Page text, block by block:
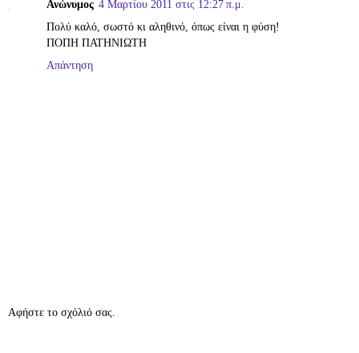
Ανώνυμος 4 Μαρτίου 2011 στις 12:27 π.μ.
Πολύ καλό, σωστό κι αληθινό, όπως είναι η φύση!
ΠΟΠΗ ΠΑΤΗΝΙΩΤΗ
Απάντηση
Αφήστε το σχόλιό σας.